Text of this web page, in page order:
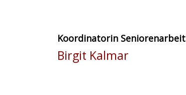
Koordinatorin Seniorenarbeit
Birgit Kalmar